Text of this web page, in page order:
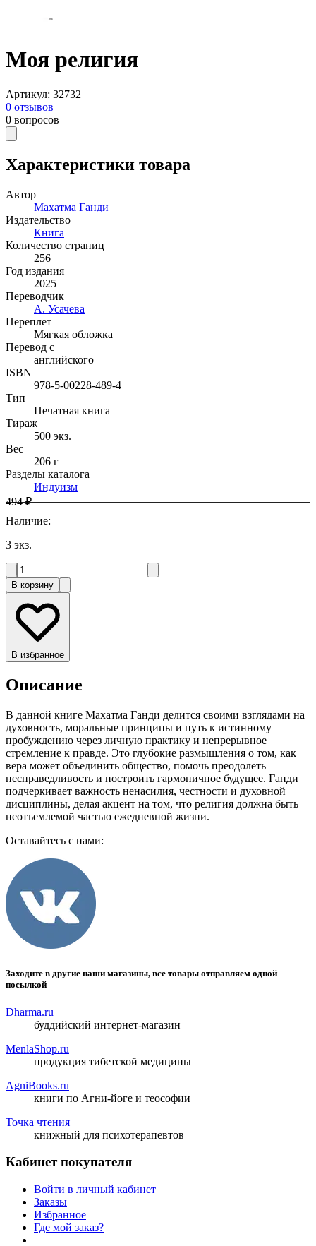
Моя религия
Артикул: 32732
0 отзывов
0 вопросов
Характеристики товара
Автор
Махатма Ганди
Издательство
Книга
Количество страниц
256
Год издания
2025
Переводчик
А. Усачева
Переплет
Мягкая обложка
Перевод с
английского
ISBN
978-5-00228-489-4
Тип
Печатная книга
Тираж
500 экз.
Вес
206 г
Разделы каталога
Индуизм
494 ₽
Наличие:
3 экз.
В корзину
В избранное
Описание
В данной книге Махатма Ганди делится своими взглядами на
духовность, моральные принципы и путь к истинному
пробуждению через личную практику и непрерывное
стремление к правде. Это глубокие размышления о том, как
вера может объединить общество, помочь преодолеть
несправедливость и построить гармоничное будущее. Ганди
подчеркивает важность ненасилия, честности и духовной
дисциплины, делая акцент на том, что религия должна быть
неотъемлемой частью ежедневной жизни.
Оставайтесь с нами:
Заходите в другие наши магазины, все товары отправляем одной
посылкой
Dharma.ru
буддийский интернет-магазин
MenlaShop.ru
продукция тибетской медицины
AgniBooks.ru
книги по Агни-йоге и теософии
Точка чтения
книжный для психотерапевтов
Кабинет покупателя
Войти в личный кабинет
Заказы
Избранное
Где мой заказ?